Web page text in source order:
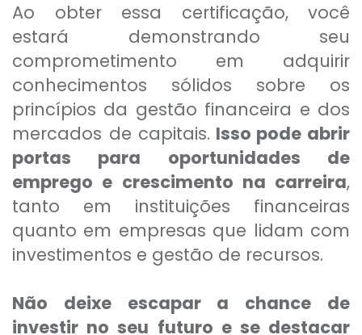
Ao obter essa certificação, você
estará demonstrando seu
comprometimento em adquirir
conhecimentos sólidos sobre os
princípios da gestão financeira e dos
mercados de capitais. Isso pode abrir
portas para oportunidades de
emprego e crescimento na carreira,
tanto em instituições financeiras
quanto em empresas que lidam com
investimentos e gestão de recursos.
Não deixe escapar a chance de
investir no seu futuro e se destacar